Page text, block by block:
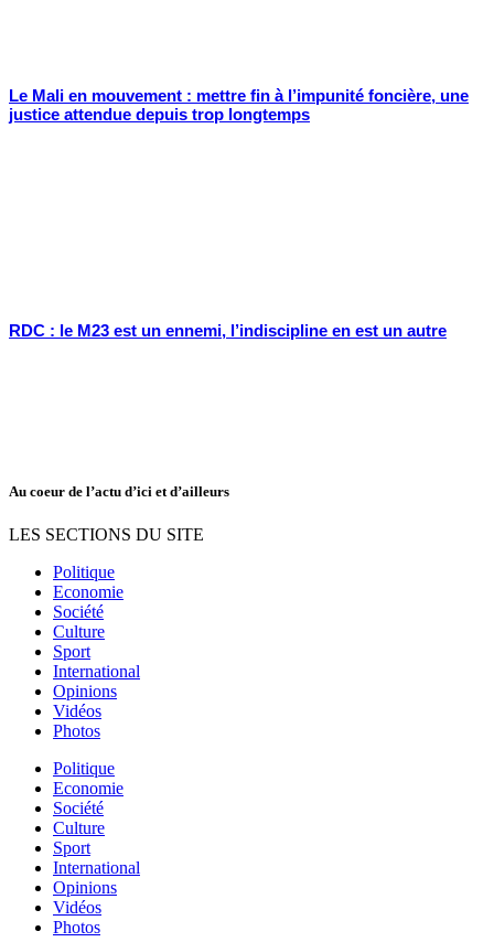
Le Mali en mouvement : mettre fin à l’impunité foncière, une
justice attendue depuis trop longtemps
RDC : le M23 est un ennemi, l’indiscipline en est un autre
Au coeur de l’actu d’ici et d’ailleurs
LES SECTIONS DU SITE
Politique
Economie
Société
Culture
Sport
International
Opinions
Vidéos
Photos
Politique
Economie
Société
Culture
Sport
International
Opinions
Vidéos
Photos